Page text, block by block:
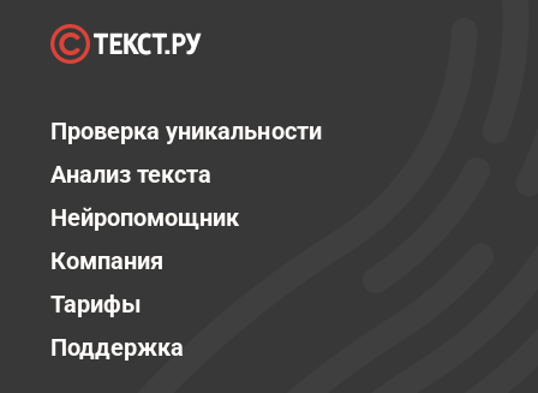
Проверка уникальности
Анализ текста
Нейропомощник
Компания
Тарифы
Поддержка